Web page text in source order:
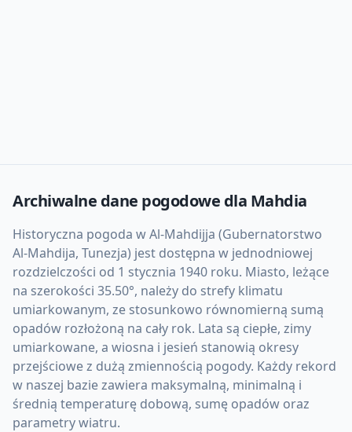
Archiwalne dane pogodowe dla Mahdia
Historyczna pogoda w Al-Mahdijja (Gubernatorstwo
Al-Mahdija, Tunezja) jest dostępna w jednodniowej
rozdzielczości od 1 stycznia 1940 roku. Miasto, leżące
na szerokości 35.50°, należy do strefy klimatu
umiarkowanym, ze stosunkowo równomierną sumą
opadów rozłożoną na cały rok. Lata są ciepłe, zimy
umiarkowane, a wiosna i jesień stanowią okresy
przejściowe z dużą zmiennością pogody. Każdy rekord
w naszej bazie zawiera maksymalną, minimalną i
średnią temperaturę dobową, sumę opadów oraz
parametry wiatru.